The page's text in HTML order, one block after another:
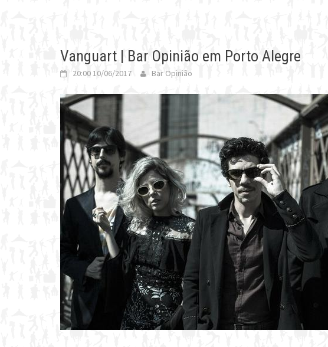
Vanguart | Bar Opinião em Porto Alegre
20:00 10/06/2017 Bar Opinião